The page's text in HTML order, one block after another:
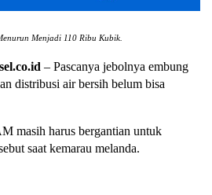
Menjadi 110 Ribu Kubik.
– Pascanya jebolnya embung
distribusi air bersih belum bisa
masih harus bergantian untuk
saat kemarau melanda.